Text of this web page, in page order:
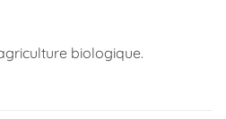
biologique.